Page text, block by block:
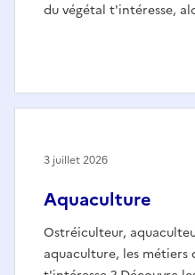
du végétal t'intéresse,
Aquaculture
Ostréiculteur,
aquaculture, les métiers
3 juillet 2026